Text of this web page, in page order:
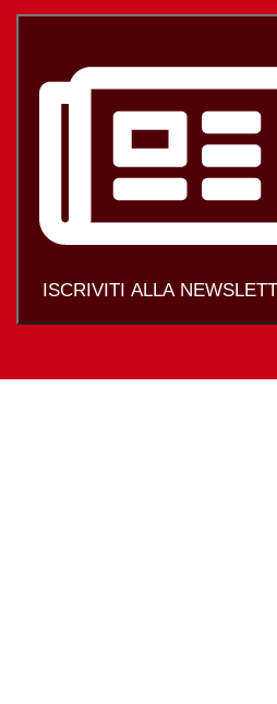
ISCRIVITI ALLA